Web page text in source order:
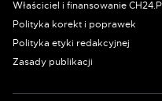
Właściciel i finansowanie
Polityka korekt i poprawek
Polityka etyki redakcyjnej
Zasady publikacji